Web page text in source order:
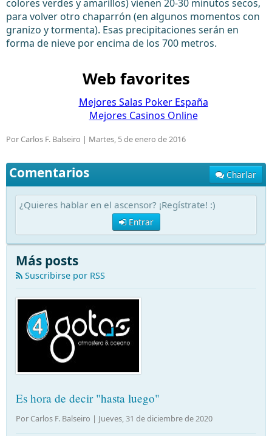
colores verdes y amarillos) vienen 20-30 minutos secos,
para volver otro chaparrón (en algunos momentos con
granizo y tormenta). Esas precipitaciones serán en
forma de nieve por encima de los 700 metros.
Web favorites
Mejores Salas Poker España
Mejores Casinos Online
Por Carlos F. Balseiro | Martes, 5 de enero de 2016
Comentarios Charlar
¿Quieres hablar en el ascensor? ¡Regístrate! :)
Entrar
Más posts
Suscribirse por RSS
Es hora de decir "hasta luego"
Por Carlos F. Balseiro | Jueves, 31 de diciembre de 2020